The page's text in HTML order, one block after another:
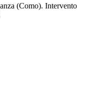
(Como). Intervento